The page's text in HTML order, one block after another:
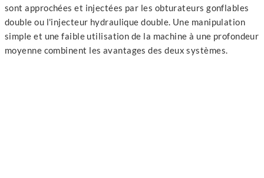
sont approchées et injectées par les obturateurs gonflables
double ou l'injecteur hydraulique double. Une manipulation
simple et une faible utilisation de la machine à une profondeur
moyenne combinent les avantages des deux systèmes.